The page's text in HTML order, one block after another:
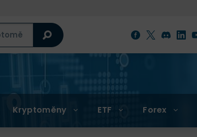
Kryptoměny ETF Forex